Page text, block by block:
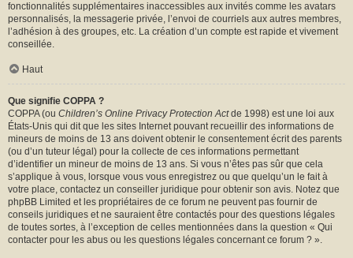
fonctionnalités supplémentaires inaccessibles aux invités comme les avatars
personnalisés, la messagerie privée, l’envoi de courriels aux autres membres,
l’adhésion à des groupes, etc. La création d’un compte est rapide et vivement
conseillée.
Haut
Que signifie COPPA ?
COPPA (ou Children’s Online Privacy Protection Actde 1998) est une loi aux
États-Unis qui dit que les sites Internet pouvant recueillir des informations de
mineurs de moins de 13 ans doivent obtenir le consentement écrit des parents
(ou d’un tuteur légal) pour la collecte de ces informations permettant
d’identifier un mineur de moins de 13 ans. Si vous n’êtes pas sûr que cela
s’applique à vous, lorsque vous vous enregistrez ou que quelqu’un le fait à
votre place, contactez un conseiller juridique pour obtenir son avis. Notez que
phpBB Limited et les propriétaires de ce forum ne peuvent pas fournir de
conseils juridiques et ne sauraient être contactés pour des questions légales
de toutes sortes, à l’exception de celles mentionnées dans la question « Qui
contacter pour les abus ou les questions légales concernant ce forum ? ».